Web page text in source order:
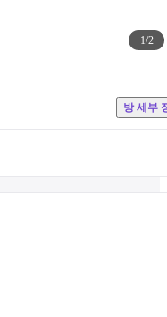
1/2
방 세부